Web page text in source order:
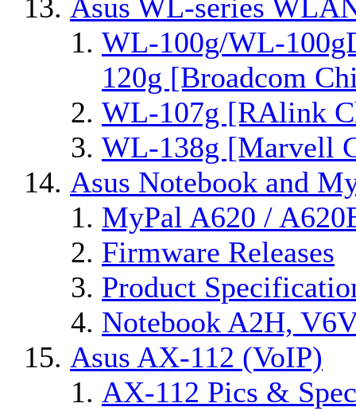
Asus WL-series
WL-100g/WL-
120g [Broadcom
WL-107g [RAlink
WL-138g [Marvell
Asus Notebook and
MyPal A620 /
Firmware Releases
Product
Notebook A2H,
Asus AX-112 (VoIP)
AX-112 Pics &